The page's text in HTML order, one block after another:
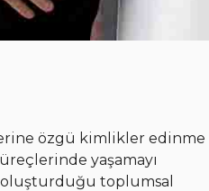
özgü kimlikler edinme
yaşamayı
toplumsal